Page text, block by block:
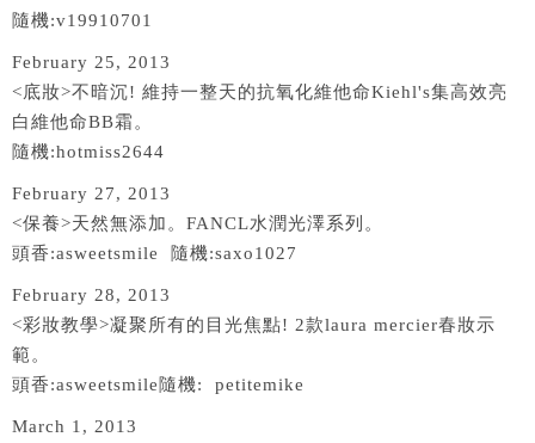
隨機:v19910701
February 25, 2013
<底妝>不暗沉! 維持一整天的抗氧化維他命Kiehl's集高效亮
白維他命BB霜。
隨機:hotmiss2644
February 27, 2013
<保養>天然無添加。FANCL水潤光澤系列。
頭香:asweetsmile 隨機:saxo1027
February 28, 2013
<彩妝教學>凝聚所有的目光焦點! 2款laura mercier春妝示
範。
頭香:asweetsmile隨機: petitemike
March 1, 2013